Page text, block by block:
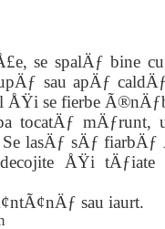
se spalÄƒ bine
sau apÄƒ
ÅŸi se fierbe
tocatÄƒ
lasÄƒ sÄƒ
ÅŸi
sau iaurt.